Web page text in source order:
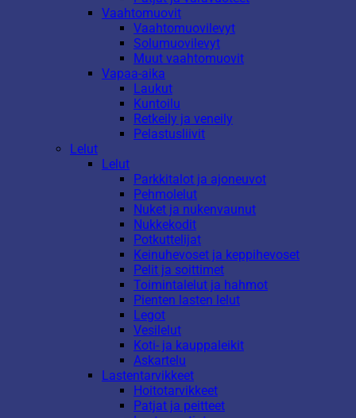
Vaahtomuovit
Vaahtomuovilevyt
Solumuovilevyt
Muut vaahtomuovit
Vapaa-aika
Laukut
Kuntoilu
Retkeily ja veneily
Pelastusliivit
Lelut
Lelut
Parkkitalot ja ajoneuvot
Pehmolelut
Nuket ja nukenvaunut
Nukkekodit
Potkuttelijat
Keinuhevoset ja keppihevoset
Pelit ja soittimet
Toimintalelut ja hahmot
Pienten lasten lelut
Legot
Vesilelut
Koti- ja kauppaleikit
Askartelu
Lastentarvikkeet
Hoitotarvikkeet
Patjat ja peitteet